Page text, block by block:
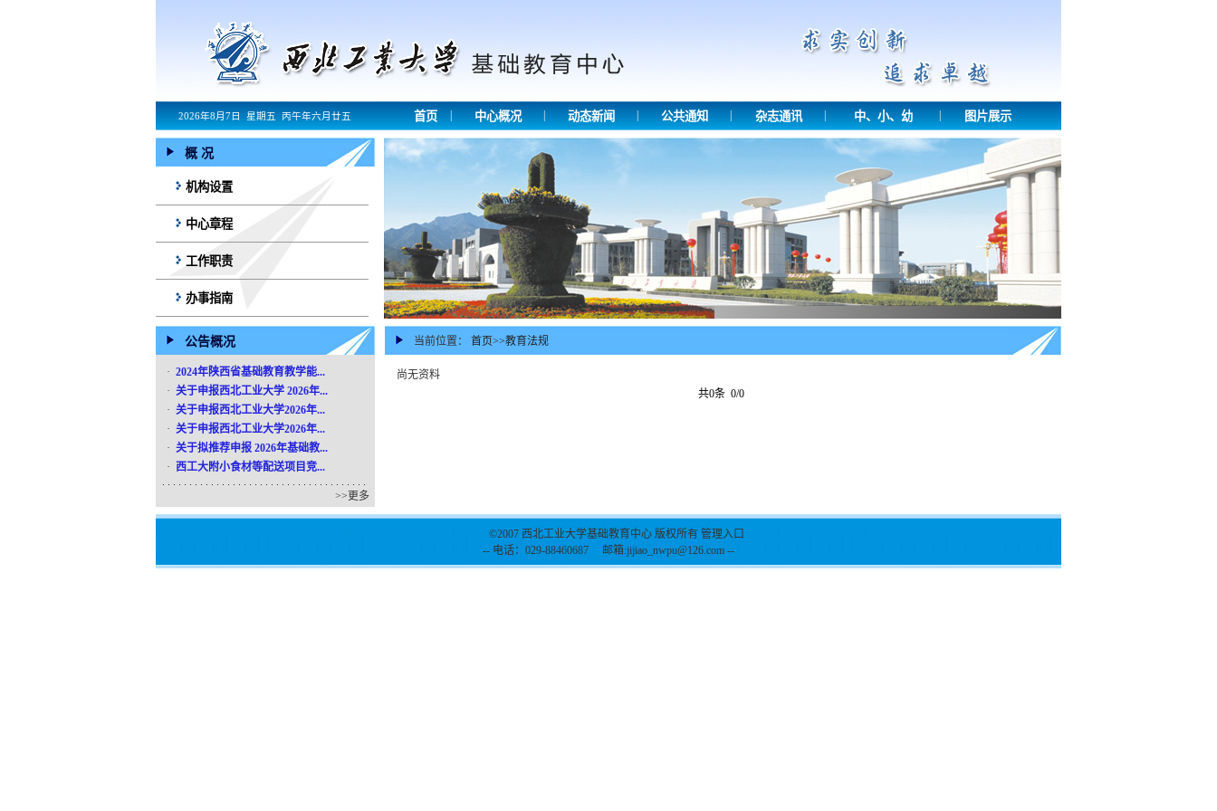
2026年8月7日 星期五 丙午年六月廿五 首页 中心概况 动态新闻 公共通知 杂志通讯 中、小、幼 图片展示
概 况
机构设置
中心章程
工作职责
办事指南
公告概况
· 2024年陕西省基础教育教学能...
· 关于申报西北工业大学 2026年...
· 关于申报西北工业大学2026年...
· 关于申报西北工业大学2026年...
· 关于拟推荐申报 2026年基础教...
· 西工大附小食材等配送项目竞...
>>更多
当前位置： 首页>>教育法规
尚无资料
共0条 0/0
©2007 西北工业大学基础教育中心 版权所有 管理入口
-- 电话：029-88460687 邮箱:jijiao_nwpu@126.com --